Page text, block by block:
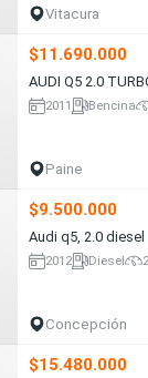
Vitacura
$11.690.000
AUDI Q5 2.0
2011 Bencina
Paine
$9.500.000
Audi q5, 2.0 diesel
2012 Diesel
Concepción
$15.480.000